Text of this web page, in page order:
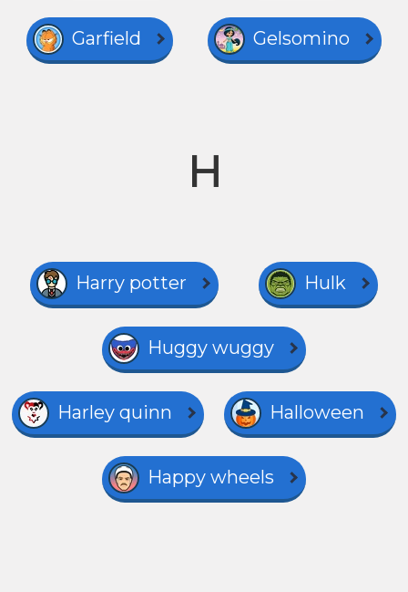
Garfield Gelsomino
H
Harry potter Hulk
Huggy wuggy
Harley quinn Halloween
Happy wheels